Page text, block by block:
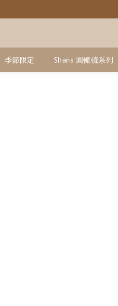
季節限定 Shans 圓轆轆系列